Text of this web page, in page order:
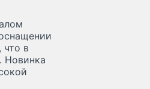
что в
Новинка